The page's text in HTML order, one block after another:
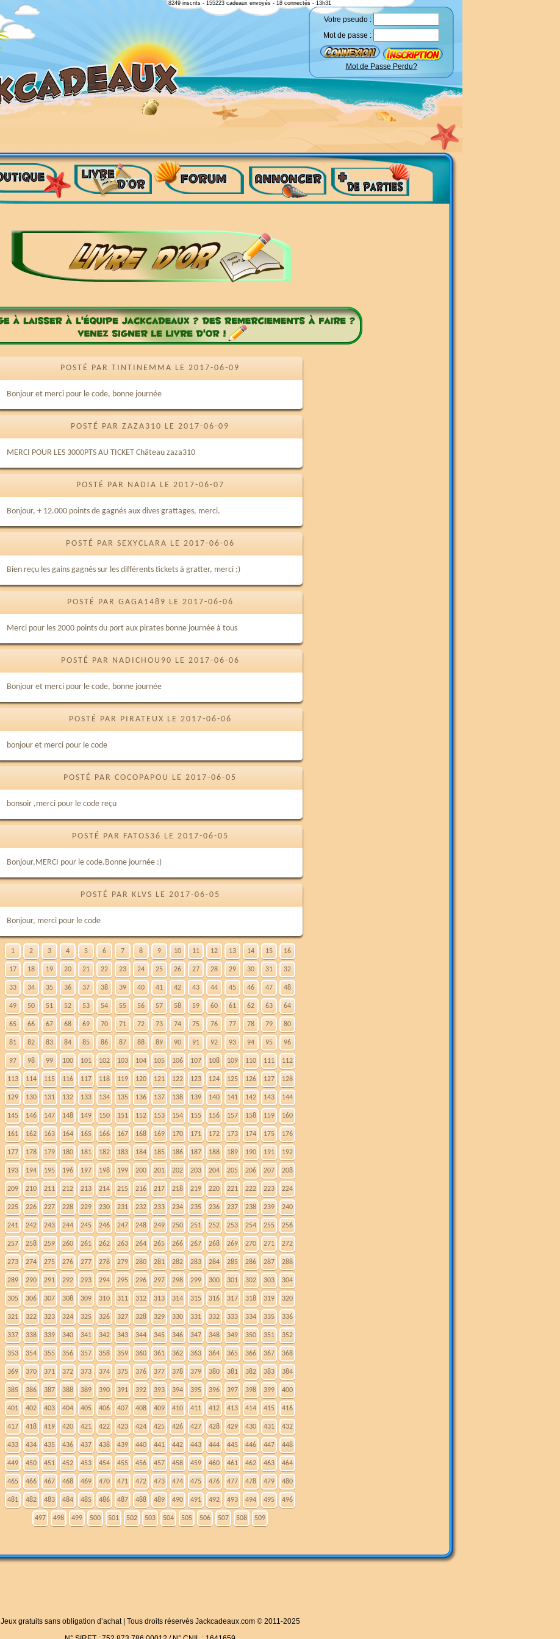
8249 inscrits - 155223 cadeaux envoyés - 18 connectés - 13h31
Votre pseudo :
Mot de passe :
Mot de Passe Perdu?
POSTÉ PAR TINTINEMMA LE 2017-06-09
Bonjour et merci pour le code, bonne journée
POSTÉ PAR ZAZA310 LE 2017-06-09
MERCI POUR LES 3000PTS AU TICKET Château zaza310
POSTÉ PAR NADIA LE 2017-06-07
Bonjour, + 12.000 points de gagnés aux dives grattages, merci.
POSTÉ PAR SEXYCLARA LE 2017-06-06
Bien reçu les gains gagnés sur les différents tickets à gratter, merci ;)
POSTÉ PAR GAGA1489 LE 2017-06-06
Merci pour les 2000 points du port aux pirates bonne journée à tous
POSTÉ PAR NADICHOU90 LE 2017-06-06
Bonjour et merci pour le code, bonne journée
POSTÉ PAR PIRATEUX LE 2017-06-06
bonjour et merci pour le code
POSTÉ PAR COCOPAPOU LE 2017-06-05
bonsoir ,merci pour le code reçu
POSTÉ PAR FATOS36 LE 2017-06-05
Bonjour,MERCI pour le code.Bonne journée :)
POSTÉ PAR KLVS LE 2017-06-05
Bonjour, merci pour le code
1 2 3 4 5 6 7 8 9 10 11 12 13 14 15 16
17 18 19 20 21 22 23 24 25 26 27 28 29 30 31 32
33 34 35 36 37 38 39 40 41 42 43 44 45 46 47 48
49 50 51 52 53 54 55 56 57 58 59 60 61 62 63 64
65 66 67 68 69 70 71 72 73 74 75 76 77 78 79 80
81 82 83 84 85 86 87 88 89 90 91 92 93 94 95 96
97 98 99 100 101 102 103 104 105 106 107 108 109 110 111 112
113 114 115 116 117 118 119 120 121 122 123 124 125 126 127 128
129 130 131 132 133 134 135 136 137 138 139 140 141 142 143 144
145 146 147 148 149 150 151 152 153 154 155 156 157 158 159 160
161 162 163 164 165 166 167 168 169 170 171 172 173 174 175 176
177 178 179 180 181 182 183 184 185 186 187 188 189 190 191 192
193 194 195 196 197 198 199 200 201 202 203 204 205 206 207 208
209 210 211 212 213 214 215 216 217 218 219 220 221 222 223 224
225 226 227 228 229 230 231 232 233 234 235 236 237 238 239 240
241 242 243 244 245 246 247 248 249 250 251 252 253 254 255 256
257 258 259 260 261 262 263 264 265 266 267 268 269 270 271 272
273 274 275 276 277 278 279 280 281 282 283 284 285 286 287 288
289 290 291 292 293 294 295 296 297 298 299 300 301 302 303 304
305 306 307 308 309 310 311 312 313 314 315 316 317 318 319 320
321 322 323 324 325 326 327 328 329 330 331 332 333 334 335 336
337 338 339 340 341 342 343 344 345 346 347 348 349 350 351 352
353 354 355 356 357 358 359 360 361 362 363 364 365 366 367 368
369 370 371 372 373 374 375 376 377 378 379 380 381 382 383 384
385 386 387 388 389 390 391 392 393 394 395 396 397 398 399 400
401 402 403 404 405 406 407 408 409 410 411 412 413 414 415 416
417 418 419 420 421 422 423 424 425 426 427 428 429 430 431 432
433 434 435 436 437 438 439 440 441 442 443 444 445 446 447 448
449 450 451 452 453 454 455 456 457 458 459 460 461 462 463 464
465 466 467 468 469 470 471 472 473 474 475 476 477 478 479 480
481 482 483 484 485 486 487 488 489 490 491 492 493 494 495 496
497 498 499 500 501 502 503 504 505 506 507 508 509
Jeux gratuits sans obligation d’achat | Tous droits réservés Jackcadeaux.com © 2011-2025